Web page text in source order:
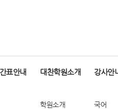
표안내 대찬학원소개
학원소개
강사안
국어